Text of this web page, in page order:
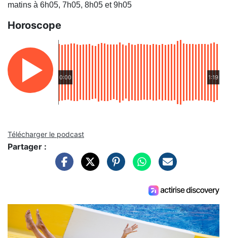
matins à 6h05, 7h05, 8h05 et 9h05
Horoscope
0:00 1:19
Télécharger le podcast
Partager :